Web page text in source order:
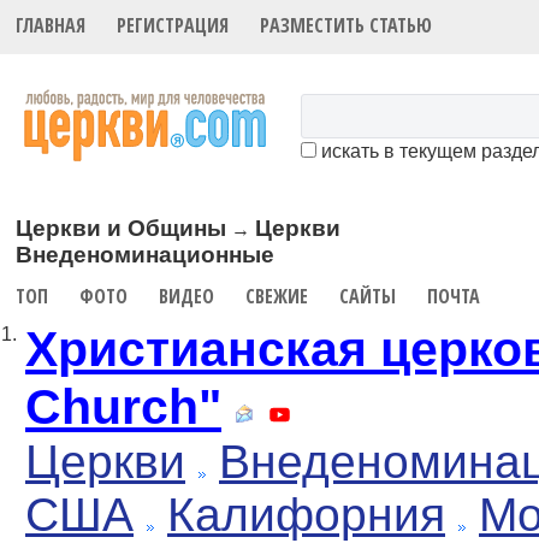
ГЛАВНАЯ РЕГИСТРАЦИЯ РАЗМЕСТИТЬ СТАТЬЮ
искать в текущем
Церкви и Общины → Церкви
Внеденоминационные
ТОП ФОТО ВИДЕО СВЕЖИЕ САЙТЫ ПОЧТА
1. Христианская
Church"
Церкви
США
Калифорния